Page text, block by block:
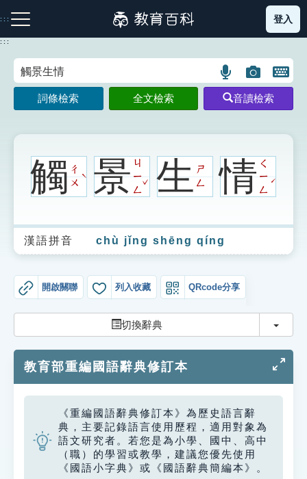
到
主
:::
注音索引圖示 筆畫索引圖示 部首索引表圖示
生字詞彙表
成語故事
索引選單
單字索引
生命大百科索引
遊戲專區
教學應用
登入
:::
語
言
搜
示
圖
片
搜
示
開
鍵
圖
詞條檢索 全文檢索 音讀檢索
觸ㄔ
ㄨ
ˋ 景ㄐ
ㄧ
ㄥ
ˇ生ㄕ
ㄥ
情ㄑ
ㄧ
ㄥ
ˊ
漢語拼音 chù jǐng shēng qíng
開啟關聯 列入收藏 QRcode分享
切換辭典 切換
教育部重編國語辭典修訂本
《重編國語辭典修訂本》為歷史語言辭
典，主要記錄語言使用歷程，適用對象為
語文研究者。若您是為小學、國中、高中
（職）的學習或教學，建議您優先使用
《國語小字典》或《國語辭典簡編本》。